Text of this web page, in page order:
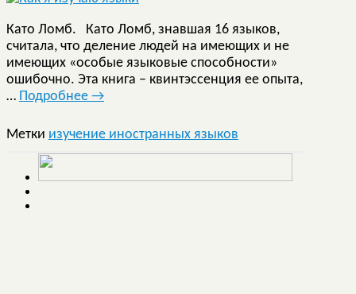
Като Ломб. Като Ломб, знавшая 16 языков,
считала, что деление людей на имеющих и не
имеющих «особые языковые способности»
ошибочно. Эта книга – квинтэссенция ее опыта,
… Подробнее →
Метки изучение иностранных языков